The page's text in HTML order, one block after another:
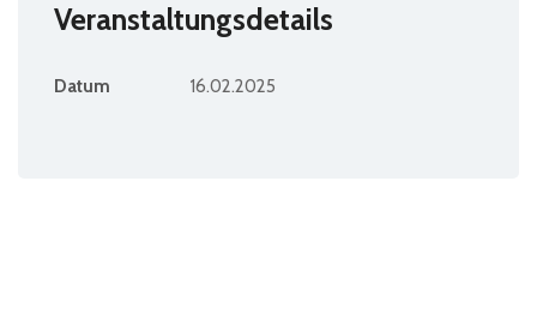
Veranstaltungsdetails
Datum 16.02.2025